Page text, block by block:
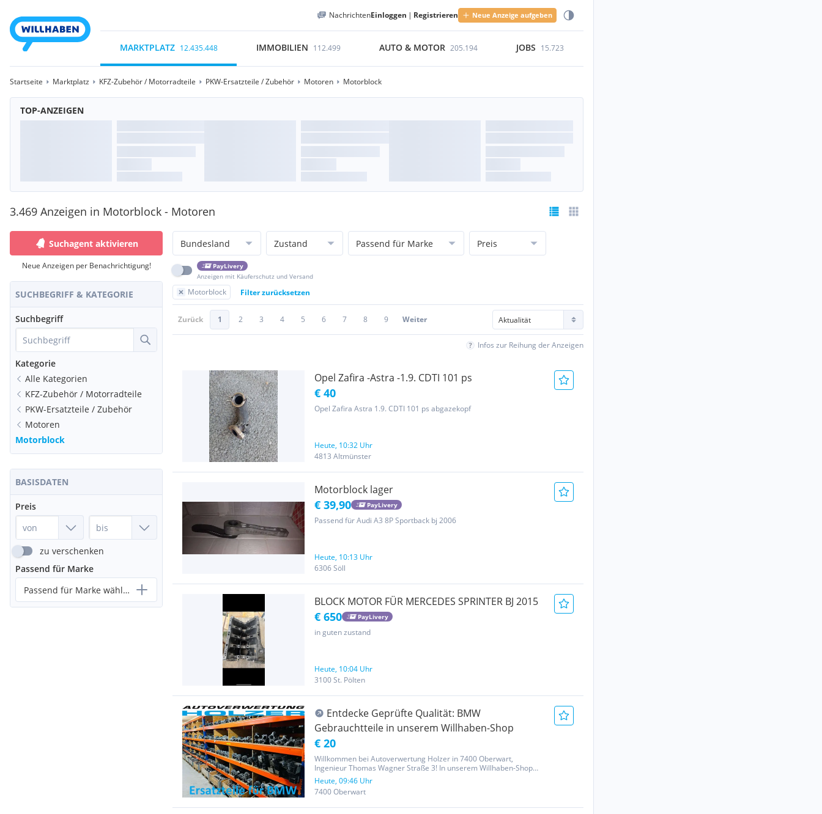
NachrichtenEinloggen | Registrieren Neue Anzeige aufgeben
MARKTPLATZ 12.435.448 IMMOBILIEN 112.499 AUTO & MOTOR 205.194 JOBS 15.723
Startseite Marktplatz KFZ-Zubehör / Motorradteile PKW-Ersatzteile / Zubehör Motoren Motorblock
TOP-ANZEIGEN
3.469 Anzeigen in Motorblock - Motoren
Suchagent aktivieren
Neue Anzeigen per Benachrichtigung!
SUCHBEGRIFF & KATEGORIE
Suchbegriff
Kategorie
Alle Kategorien
KFZ-Zubehör / Motorradteile
PKW-Ersatzteile / Zubehör
Motoren
Motorblock
BASISDATEN
Preis
zu verschenken
Passend für Marke
Passend für Marke wählen...
Bundesland Zustand Passend für Marke Preis
PayLivery
Anzeigen mit Käuferschutz und Versand
Motorblock Filter zurücksetzen
Zurück 1 2 3 4 5 6 7 8 9 Weiter
Infos zur Reihung der Anzeigen
Opel Zafira -Astra -1.9. CDTI 101 ps
€ 40
Opel Zafira Astra 1.9. CDTI 101 ps abgazekopf
Heute, 10:32 Uhr
4813 Altmünster
Motorblock lager
€ 39,90 PayLivery
Passend für Audi A3 8P Sportback bj 2006
Heute, 10:13 Uhr
6306 Söll
BLOCK MOTOR FÜR MERCEDES SPRINTER BJ 2015
€ 650 PayLivery
in guten zustand
Heute, 10:04 Uhr
3100 St. Pölten
Entdecke Geprüfte Qualität: BMW
Gebrauchtteile in unserem Willhaben-Shop
€ 20
Willkommen bei Autoverwertung Holzer in 7400 Oberwart,
Ingenieur Thomas Wagner Straße 3! In unserem Willhaben-Shop
bieten wir eine sorgfältig geprüfte Auswahl an BMW
Gebrauchtteilen an, die deinen BMW auf das nächste Level bringen.
Entdecke unser...
Heute, 09:46 Uhr
7400 Oberwart